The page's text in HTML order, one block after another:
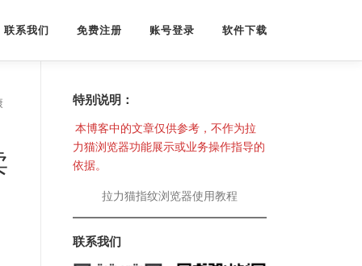
联系我们 免费注册 账号登录 软件下载
特别说明：
本博客中的文章仅供参考，不作为拉
力猫浏览器功能展示或业务操作指导的
依据。
拉力猫指纹浏览器使用教程
联系我们